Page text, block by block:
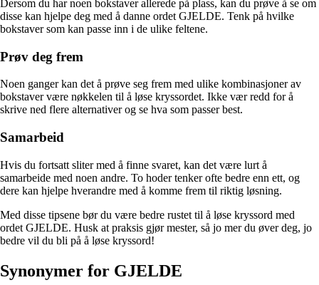
Dersom du har noen bokstaver allerede på plass, kan du prøve å se om
disse kan hjelpe deg med å danne ordet GJELDE. Tenk på hvilke
bokstaver som kan passe inn i de ulike feltene.
Prøv deg frem
Noen ganger kan det å prøve seg frem med ulike kombinasjoner av
bokstaver være nøkkelen til å løse kryssordet. Ikke vær redd for å
skrive ned flere alternativer og se hva som passer best.
Samarbeid
Hvis du fortsatt sliter med å finne svaret, kan det være lurt å
samarbeide med noen andre. To hoder tenker ofte bedre enn ett, og
dere kan hjelpe hverandre med å komme frem til riktig løsning.
Med disse tipsene bør du være bedre rustet til å løse kryssord med
ordet GJELDE. Husk at praksis gjør mester, så jo mer du øver deg, jo
bedre vil du bli på å løse kryssord!
Synonymer for GJELDE